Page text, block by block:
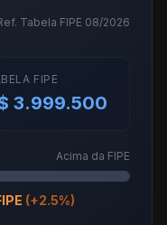
Tabela FIPE 08/2026
FIPE
3.999.500
Acima da FIPE
(+2.5%)